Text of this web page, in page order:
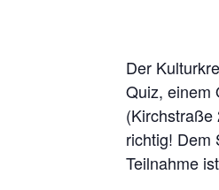
Der
Quiz, einem
(Kirchstraße
richtig! Dem
Teilnahme